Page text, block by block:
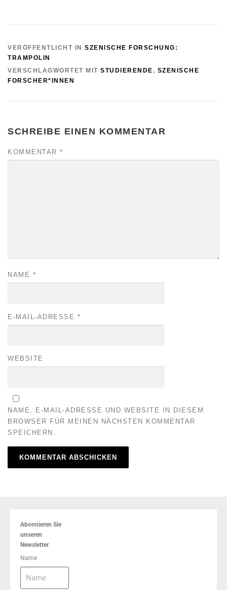
VERÖFFENTLICHT IN SZENISCHE FORSCHUNG:
TRAMPOLIN
VERSCHLAGWORTET MIT STUDIERENDE , SZENISCHE
FORSCHER*INNEN
SCHREIBE EINEN KOMMENTAR
KOMMENTAR *
NAME *
E-MAIL-ADRESSE *
WEBSITE
NAME, E-MAIL-ADRESSE UND WEBSITE IN DIESEM
BROWSER FÜR MEINEN NÄCHSTEN KOMMENTAR
SPEICHERN.
Abonnieren Sie
unseren
Newsletter
Name